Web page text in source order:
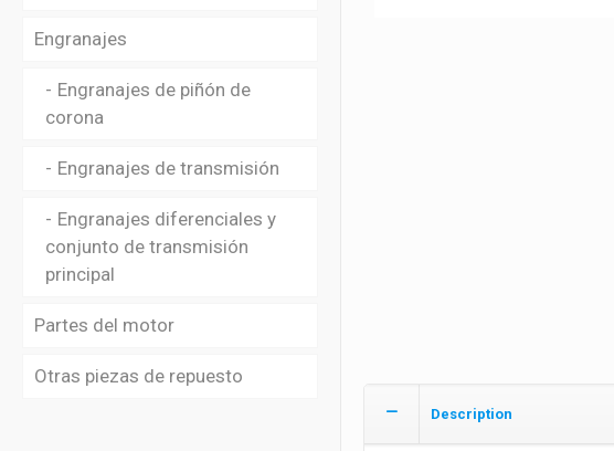
Description
Engranajes
Engranajes de piñón de
corona
Engranajes de transmisión
Engranajes diferenciales y
conjunto de transmisión
principal
Partes del motor
Otras piezas de repuesto